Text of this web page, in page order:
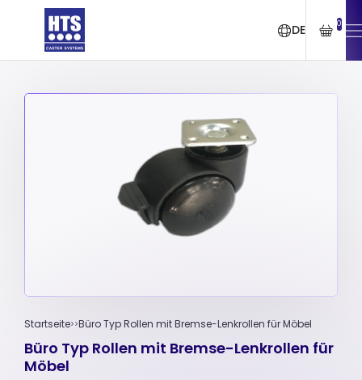
DE 0
Startseite Büro Typ Rollen mit Bremse-Lenkrollen für Möbel
Büro Typ Rollen mit Bremse-Lenkrollen für
Möbel